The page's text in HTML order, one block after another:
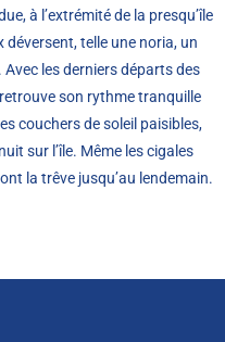
à l’extrémité de la presqu’île
déversent, telle une noria, un
les derniers départs des
son rythme tranquille
couchers de soleil paisibles,
sur l’île. Même les cigales
la trêve jusqu’au lendemain.